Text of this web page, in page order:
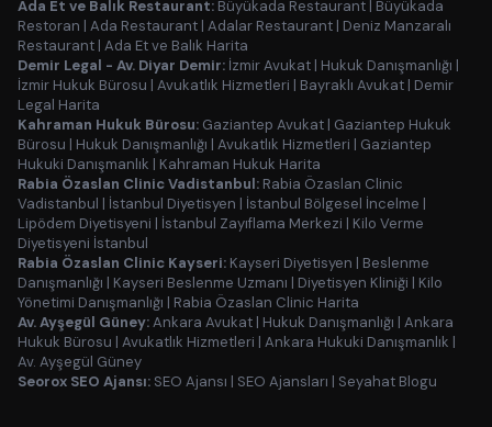
Ada Et ve Balık Restaurant: Büyükada Restaurant | Büyükada
Restoran | Ada Restaurant | Adalar Restaurant | Deniz Manzaralı
Restaurant | Ada Et ve Balık Harita
Demir Legal - Av. Diyar Demir: İzmir Avukat | Hukuk Danışmanlığı |
İzmir Hukuk Bürosu | Avukatlık Hizmetleri | Bayraklı Avukat | Demir
Legal Harita
Kahraman Hukuk Bürosu: Gaziantep Avukat | Gaziantep Hukuk
Bürosu | Hukuk Danışmanlığı | Avukatlık Hizmetleri | Gaziantep
Hukuki Danışmanlık | Kahraman Hukuk Harita
Rabia Özaslan Clinic Vadistanbul: Rabia Özaslan Clinic
Vadistanbul | İstanbul Diyetisyen | İstanbul Bölgesel İncelme |
Lipödem Diyetisyeni | İstanbul Zayıflama Merkezi | Kilo Verme
Diyetisyeni İstanbul
Rabia Özaslan Clinic Kayseri: Kayseri Diyetisyen | Beslenme
Danışmanlığı | Kayseri Beslenme Uzmanı | Diyetisyen Kliniği | Kilo
Yönetimi Danışmanlığı | Rabia Özaslan Clinic Harita
Av. Ayşegül Güney:Ankara Avukat | Hukuk Danışmanlığı | Ankara
Hukuk Bürosu | Avukatlık Hizmetleri | Ankara Hukuki Danışmanlık |
Av. Ayşegül Güney
Seorox SEO Ajansı: SEO Ajansı | SEO Ajansları | Seyahat Blogu